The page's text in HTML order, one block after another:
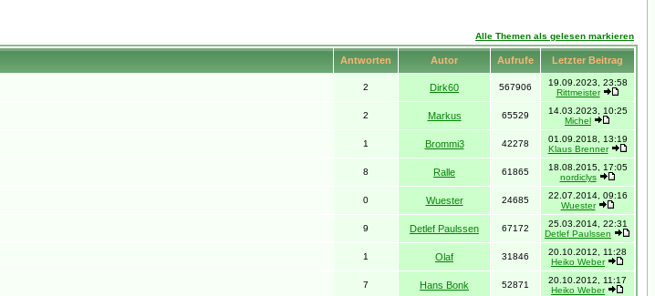
Alle Themen als gelesen markieren
Antworten Autor Aufrufe Letzter Beitrag
2 Dirk60 567906
19.09.2023, 23:58
Rittmeister
2 Markus 65529
14.03.2023, 10:25
Michel
1 Brommi3 42278
01.09.2018, 13:19
Klaus Brenner
8 Ralle 61865
18.08.2015, 17:05
nordiclys
0 Wuester 24685
22.07.2014, 09:16
Wuester
9 Detlef Paulssen 67172
25.03.2014, 22:31
Detlef Paulssen
1 Olaf 31846
20.10.2012, 11:28
Heiko Weber
7 Hans Bonk 52871
20.10.2012, 11:17
Heiko Weber